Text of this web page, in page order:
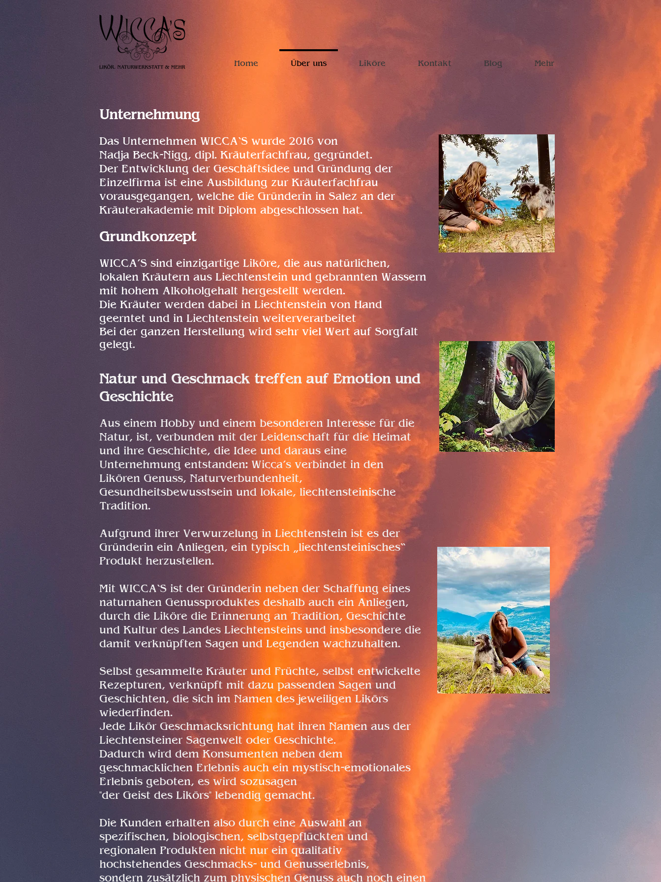
Home Über uns Liköre Kontakt Blog Mehr
Unternehmung
Das Unternehmen WICCA‘S wurde 2016 von
Nadja Beck-Nigg, dipl. Kräuterfachfrau, gegründet.
Der Entwicklung der Geschäftsidee und Gründung der
Einzelfirma ist eine Ausbildung zur Kräuterfachfrau
vorausgegangen, welche die Gründerin in Salez an der
Kräuterakademie mit Diplom abgeschlossen hat.
Grundkonzept
WICCA’S sind einzigartige Liköre, die aus natürlichen,
lokalen Kräutern aus Liechtenstein und gebrannten Wassern
mit hohem Alkoholgehalt hergestellt werden.
Die Kräuter werden dabei in Liechtenstein von Hand
geerntet und in Liechtenstein weiterverarbeitet
Bei der ganzen Herstellung wird sehr viel Wert auf Sorgfalt
gelegt.
Natur und Geschmack treffen auf Emotion und
Geschichte
Aus einem Hobby und einem besonderen Interesse für die
Natur, ist, verbunden mit der Leidenschaft für die Heimat
und ihre Geschichte, die Idee und daraus eine
Unternehmung entstanden: Wicca’s verbindet in den
Likören Genuss, Naturverbundenheit,
Gesundheitsbewusstsein und lokale, liechtensteinische
Tradition.
Aufgrund ihrer Verwurzelung in Liechtenstein ist es der
Gründerin ein Anliegen, ein typisch „liechtensteinisches“
Produkt herzustellen.
Mit WICCA‘S ist der Gründerin neben der Schaffung eines
naturnahen Genussproduktes deshalb auch ein Anliegen,
durch die Liköre die Erinnerung an Tradition, Geschichte
und Kultur des Landes Liechtensteins und insbesondere die
damit verknüpften Sagen und Legenden wachzuhalten.
Selbst gesammelte Kräuter und Früchte, selbst entwickelte
Rezepturen, verknüpft mit dazu passenden Sagen und
Geschichten, die sich im Namen des jeweiligen Likörs
wiederfinden.
Jede Likör Geschmacksrichtung hat ihren Namen aus der
Liechtensteiner Sagenwelt oder Geschichte.
Dadurch wird dem Konsumenten neben dem
geschmacklichen Erlebnis auch ein mystisch-emotionales
Erlebnis geboten, es wird sozusagen
"der Geist des Likörs" lebendig gemacht.
Die Kunden erhalten also durch eine Auswahl an
spezifischen, biologischen, selbstgepflückten und
regionalen Produkten nicht nur ein qualitativ
hochstehendes Geschmacks- und Genusserlebnis,
sondern zusätzlich zum physischen Genuss auch noch einen